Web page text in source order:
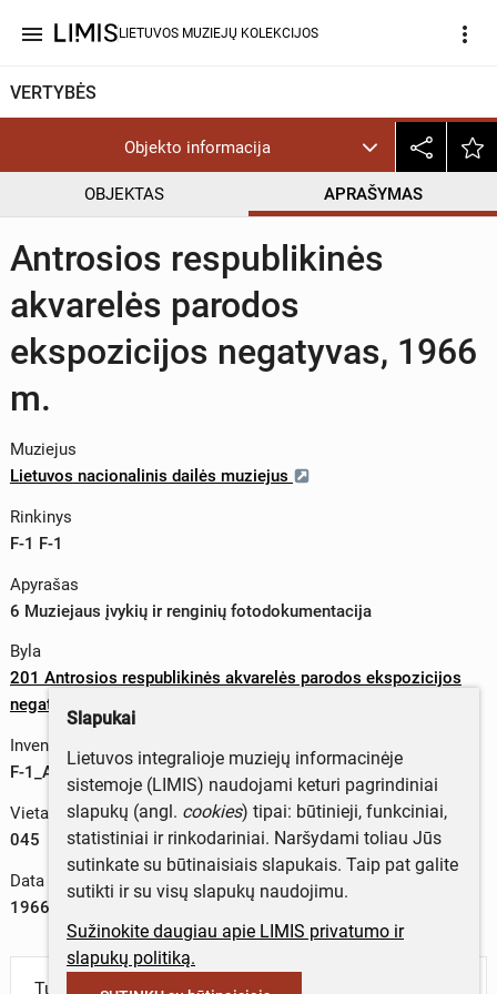
menu LIETUVOS MUZIEJŲ KOLEKCIJOS more_vert
VERTYBĖS
Objekto informacija
OBJEKTAS APRAŠYMAS
Antrosios respublikinės
akvarelės parodos
ekspozicijos negatyvas, 1966
m.
Muziejus
Lietuvos nacionalinis dailės muziejus
Rinkinys
F-1 F-1
Apyrašas
6 Muziejaus įvykių ir renginių fotodokumentacija
Byla
201 Antrosios respublikinės akvarelės parodos ekspozicijos
negatyvai, 1966 m.
Inventorinis numeris
F-1_Ap-6_b-201_045
Vieta byloje
045
Data
1966 m.
Turite daugiau informacijos apie objektą?
Slapukai
Lietuvos integralioje muziejų informacinėje
sistemoje (LIMIS) naudojami keturi pagrindiniai
slapukų (angl. cookies) tipai: būtinieji, funkciniai,
statistiniai ir rinkodariniai. Naršydami toliau Jūs
sutinkate su būtinaisiais slapukais. Taip pat galite
sutikti ir su visų slapukų naudojimu.
Sužinokite daugiau apie LIMIS privatumo ir
slapukų politiką.